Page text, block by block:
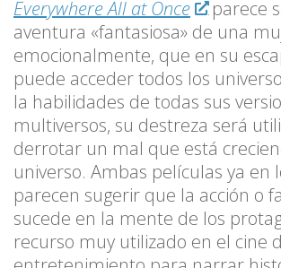
Everywhere All at Once
parece
aventura «fantasiosa» de una
emocionalmente, que en su
puede acceder todos los
la habilidades de todas sus
multiversos, su destreza será
derrotar un mal que está
universo. Ambas películas ya en
parecen sugerir que la acción o
sucede en la mente de los
recurso muy utilizado en el cine